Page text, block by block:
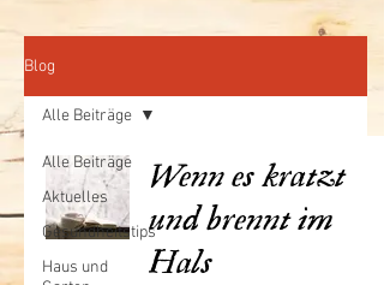
Blog
Alle Beiträge
Aktuelles
Gesundheitstips
Haus und
Alle Beiträge
Wenn es kratzt
und brennt im
Hals